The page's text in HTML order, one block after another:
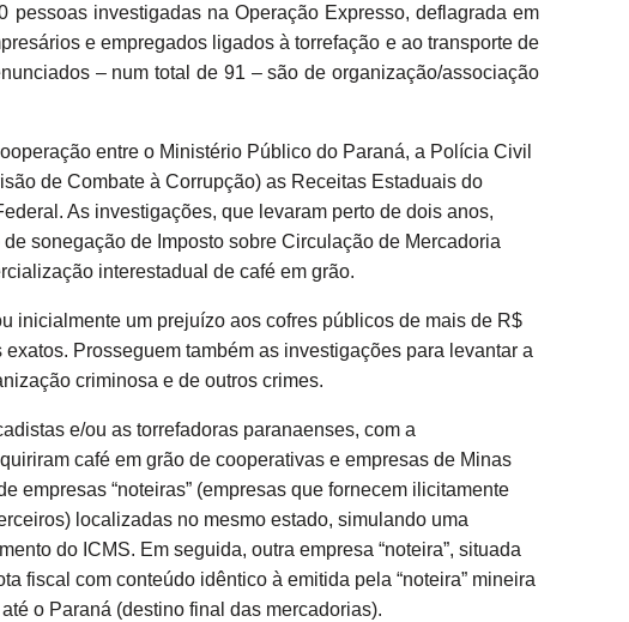
pessoas investigadas na Operação Expresso, deflagrada em
e empregados ligados à torrefação e ao transporte de
– num total de 91 – são de organização/associação
entre o Ministério Público do Paraná, a Polícia Civil
de Combate à Corrupção) as Receitas Estaduais do
As investigações, que levaram perto de dois anos,
sonegação de Imposto sobre Circulação de Mercadoria
interestadual de café em grão.
inicialmente um prejuízo aos cofres públicos de mais de R$
Prosseguem também as investigações para levantar a
criminosa e de outros crimes.
e/ou as torrefadoras paranaenses, com a
café em grão de cooperativas e empresas de Minas
empresas “noteiras” (empresas que fornecem ilicitamente
localizadas no mesmo estado, simulando uma
do ICMS. Em seguida, outra empresa “noteira”, situada
fiscal com conteúdo idêntico à emitida pela “noteira” mineira
o Paraná (destino final das mercadorias).